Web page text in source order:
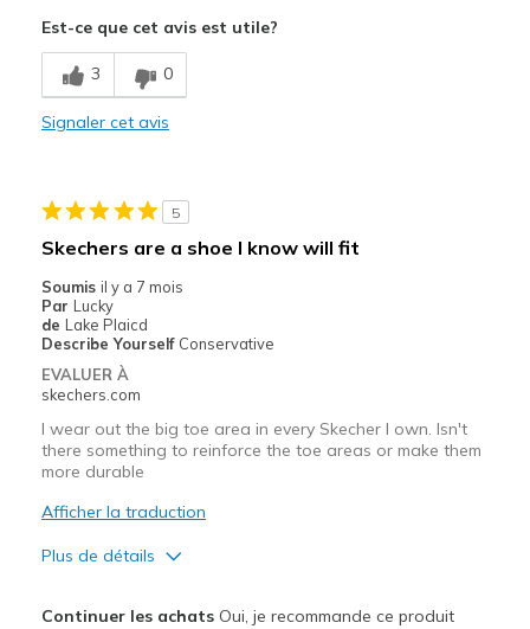
Stylish
Le contre
Too Wide all around the shoe -
Sizing
Feels true to size
View On Shoes
I'm Into Shoes
Est-ce que cet avis est utile?
3 0
Signaler cet avis
5
Skechers are a shoe I know will fit
Soumis il y a 7 mois
Par Lucky
de Lake Plaicd
Describe Yourself Conservative
EVALUER À
skechers.com
I wear out the big toe area in every Skecher I own. Isn't
there something to reinforce the toe areas or make them
more durable
Afficher la traduction
Plus de détails
Continuer les achatsOui, je recommande ce produit